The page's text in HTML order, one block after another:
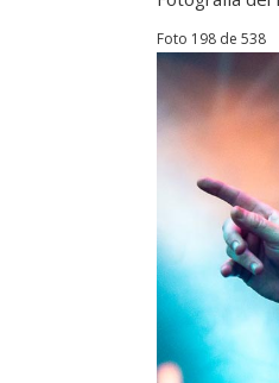
Foto 198 de 538